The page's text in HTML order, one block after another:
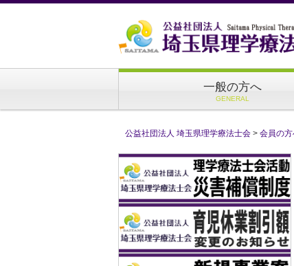
一般の方へ
GENERAL
公益社団法人 埼玉県理学療法士会 > 会員の